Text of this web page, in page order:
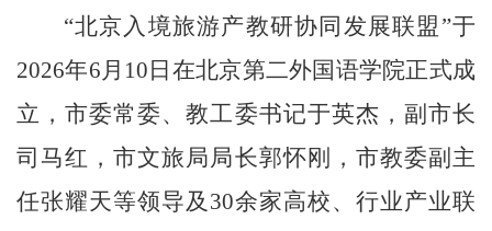
“北京入境旅游产教研协同发展联盟”于
2026年6月10日在北京第二外国语学院正式成
立，市委常委、教工委书记于英杰，副市长
司马红，市文旅局局长郭怀刚，市教委副主
任张耀天等领导及30余家高校、行业产业联